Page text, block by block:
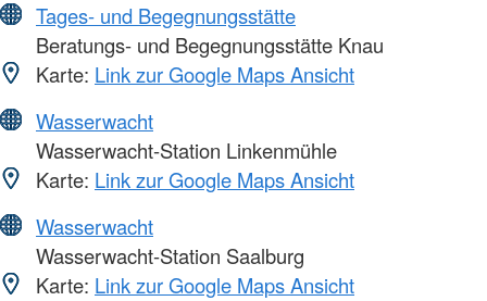
Tages- und Begegnungsstätte
Beratungs- und Begegnungsstätte Knau
Karte: Link zur Google Maps Ansicht
Wasserwacht
Wasserwacht-Station Linkenmühle
Karte: Link zur Google Maps Ansicht
Wasserwacht
Wasserwacht-Station Saalburg
Karte: Link zur Google Maps Ansicht